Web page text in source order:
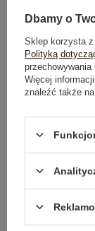
OPIS PRODUKTU
GŁÓWNE PARAMETRY
OPINIE O PRODUKCIE
Dbamy o
Sklep korzysta z
Polityką
przechowywania
Więcej
znaleźć także